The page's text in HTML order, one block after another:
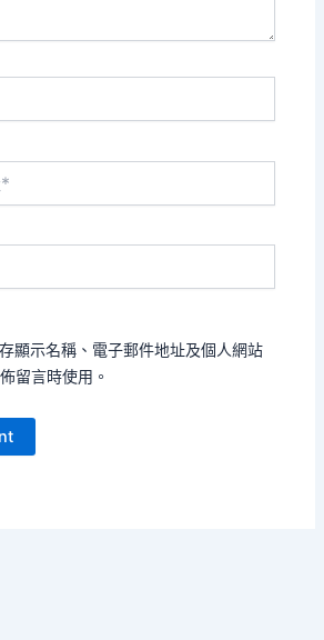
顯示名稱、電子郵件地址及個人網站
留言時使用。